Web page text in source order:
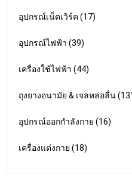
อุปกรณ์เน็ตเวิร์ค (17)
อุปกรณ์ไฟฟ้า (39)
เครื่องใช้ไฟฟ้า (44)
ถุงยางอนามัย & เจลหล่อลื่น
อุปกรณ์ออกกำลังกาย (16)
เครื่องแต่งกาย (18)